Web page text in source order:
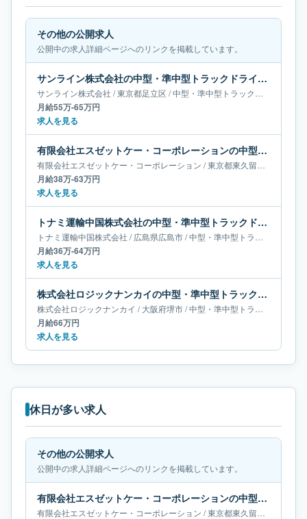
その他の公開求人
公開中の求人詳細ページへのリンクを掲載しています。
サンライン株式会社の中型・準中型トラックドライバー求人｜東京都足立区｜月給55万-65万円
サンライン株式会社 /東京都足立区 /中型・準中型トラックドライバー
月給55万-65万円
求人を見る
有限会社エスゼットケー・コーポレーションの中型・準中型トラックドライバー求人｜東京都東久留米市｜月給38万-63万円
有限会社エスゼットケー・コーポレーション /東京都東久留米市
月給38万-63万円
求人を見る
トナミ運輸中国株式会社の中型・準中型トラックドライバー求人｜広島県広島市｜月給36万-64万円
トナミ運輸中国株式会社 /広島県広島市/中型・準中型トラックドライバー
月給36万-64万円
求人を見る
株式会社ロジックナンカイの中型・準中型トラックドライバー求人｜大阪府堺市｜月給66万円
株式会社ロジックナンカイ /大阪府堺市/中型・準中型トラックドライバー
月給66万円
求人を見る
休日が多い求人
その他の公開求人
公開中の求人詳細ページへのリンクを掲載しています。
有限会社エスゼットケー・コーポレーションの中型・準中型トラックドライバー求人｜東京都東久留米市｜月給38万-63万円
有限会社エスゼットケー・コーポレーション /東京都東久留米市